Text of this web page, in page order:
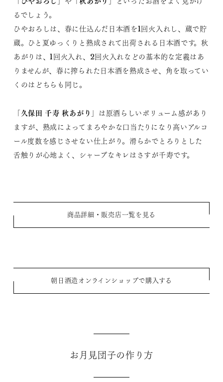
るでしょう。
ひやおろしは、春に仕込んだ日本酒を1回火入れし、蔵で貯
蔵。ひと夏ゆっくりと熟成されて出荷される日本酒です。秋
あがりは、1回火入れ、2回火入れなどの基本的な定義はあ
りませんが、春に搾られた日本酒を熟成させ、角を取ってい
くのはどちらも同じ。
「久保田 千寿 秋あがり 」は原酒らしいボリューム感があり
ますが、熟成によってまろやかな口当たりになり高いアルコ
ール度数を感じさせない仕上がり。滑らかでとろりとした
舌触りが心地よく、シャープなキレはさすが千寿です。
商品詳細・販売店一覧を見る
朝日酒造オンラインショップで購入する
お月見団子の作り方